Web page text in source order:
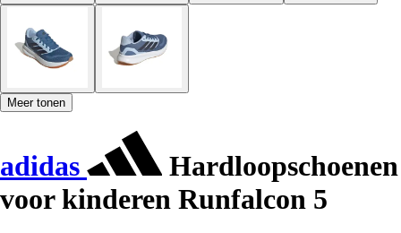
Meer tonen
adidas
Hardloopschoenen
voor kinderen Runfalcon 5